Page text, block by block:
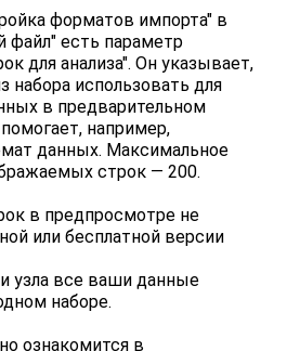
форматов импорта" в
файл" есть параметр
для анализа". Он указывает,
набора использовать для
в предварительном
например,
данных. Максимальное
строк — 200.
в предпросмотре не
или бесплатной версии
узла все ваши данные
наборе.
ознакомится в